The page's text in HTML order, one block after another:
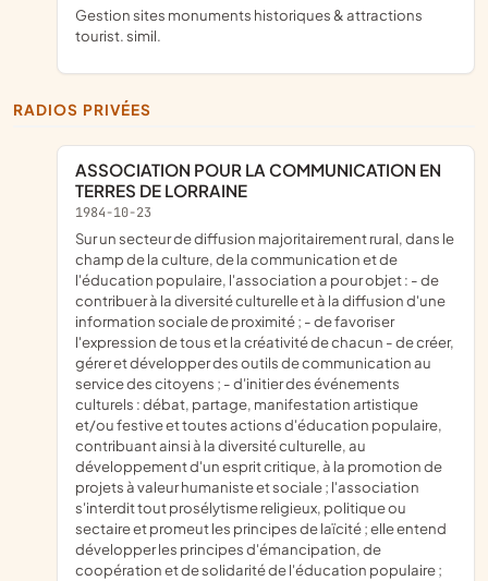
Gestion sites monuments historiques & attractions
tourist. simil.
RADIOS PRIVÉES
ASSOCIATION POUR LA COMMUNICATION EN
TERRES DE LORRAINE
1984-10-23
sur un secteur de diffusion majoritairement rural, dans le
champ de la culture, de la communication et de
l'éducation populaire, l'association a pour objet : - de
contribuer à la diversité culturelle et à la diffusion d'une
information sociale de proximité ; - de favoriser
l'expression de tous et la créativité de chacun - de créer,
gérer et développer des outils de communication au
service des citoyens ; - d'initier des événements
culturels : débat, partage, manifestation artistique
et/ou festive et toutes actions d'éducation populaire,
contribuant ainsi à la diversité culturelle, au
développement d'un esprit critique, à la promotion de
projets à valeur humaniste et sociale ; l'association
s'interdit tout prosélytisme religieux, politique ou
sectaire et promeut les principes de laïcité ; elle entend
développer les principes d'émancipation, de
coopération et de solidarité de l'éducation populaire ;